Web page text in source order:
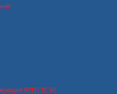
ЯТП / ТСЗИ